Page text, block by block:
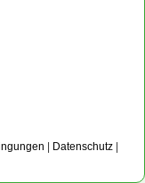
Datenschutz